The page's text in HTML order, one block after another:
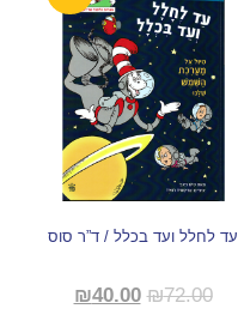
עד לחלל ועד בכלל / ד”ר סוס
₪72.00
₪40.00